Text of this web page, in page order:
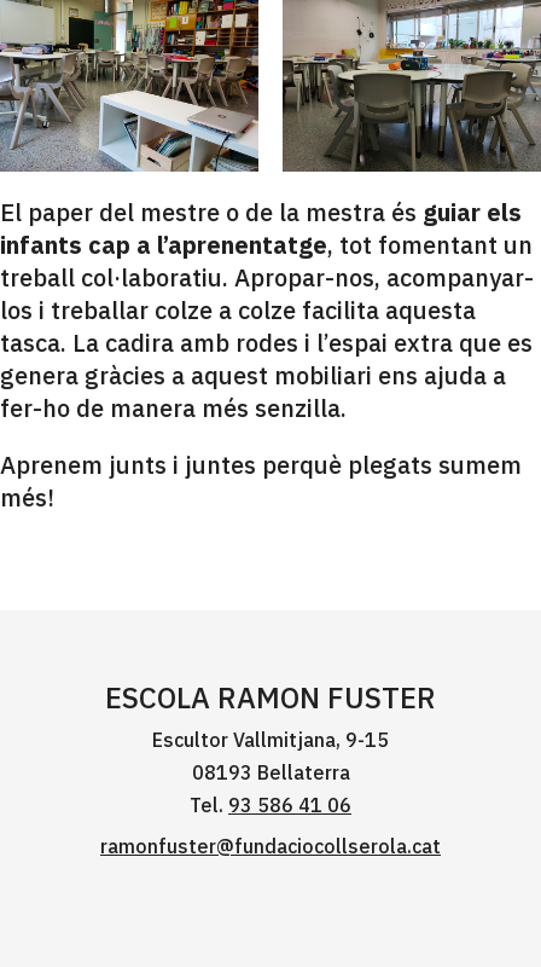
El paper del mestre o de la mestra és guiar els
infants cap a l’aprenentatge, tot fomentant un
treball col·laboratiu. Apropar-nos, acompanyar-
los i treballar colze a colze facilita aquesta
tasca. La cadira amb rodes i l’espai extra que es
genera gràcies a aquest mobiliari ens ajuda a
fer-ho de manera més senzilla.
Aprenem junts i juntes perquè plegats sumem
més!
ESCOLA RAMON FUSTER
Escultor Vallmitjana, 9-15
08193 Bellaterra
Tel. 93 586 41 06
ramonfuster@fundaciocollserola.cat